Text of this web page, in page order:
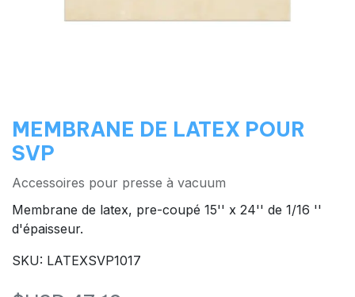
MEMBRANE DE LATEX POUR
SVP
Accessoires pour presse à vacuum
Membrane de latex, pre-coupé 15'' x 24'' de 1/16 ''
d'épaisseur.
SKU: LATEXSVP1017